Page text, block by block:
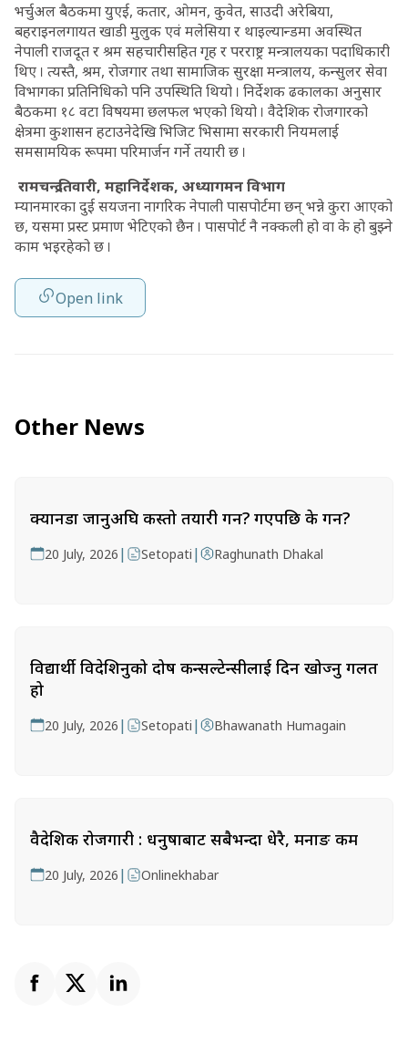
भर्चुअल बैठकमा युएई, कतार, ओमन, कुवेत, साउदी अरेबिया,
बहराइनलगायत खाडी मुलुक एवं मलेसिया र थाइल्यान्डमा अवस्थित
नेपाली राजदूत र श्रम सहचारीसहित गृह र परराष्ट्र मन्त्रालयका पदाधिकारी
थिए । त्यस्तै, श्रम, रोजगार तथा सामाजिक सुरक्षा मन्त्रालय, कन्सुलर सेवा
विभागका प्रतिनिधिको पनि उपस्थिति थियो । निर्देशक ढकालका अनुसार
बैठकमा १८ वटा विषयमा छलफल भएको थियो । वैदेशिक रोजगारको
क्षेत्रमा कुशासन हटाउनेदेखि भिजिट भिसामा सरकारी नियमलाई
समसामयिक रूपमा परिमार्जन गर्ने तयारी छ ।
रामचन्द्र तिवारी, महानिर्देशक, अध्यागमन विभाग
म्यानमारका दुई सयजना नागरिक नेपाली पासपोर्टमा छन् भन्ने कुरा आएको
छ, यसमा प्रस्ट प्रमाण भेटिएको छैन । पासपोर्ट नै नक्कली हो वा के हो बुझ्ने
काम भइरहेको छ ।
Open link
Other News
क्यानडा जानुअघि कस्तो तयारी गर्ने? गएपछि के गर्ने?
20 July, 2026 | Setopati | Raghunath Dhakal
विद्यार्थी विदेशिनुको दोष कन्सल्टेन्सीलाई दिन खोज्नु गलत
हो
20 July, 2026 | Setopati | Bhawanath Humagain
वैदेशिक रोजगारी : धनुषाबाट सबैभन्दा धेरै, मनाङ कम
20 July, 2026 | Onlinekhabar